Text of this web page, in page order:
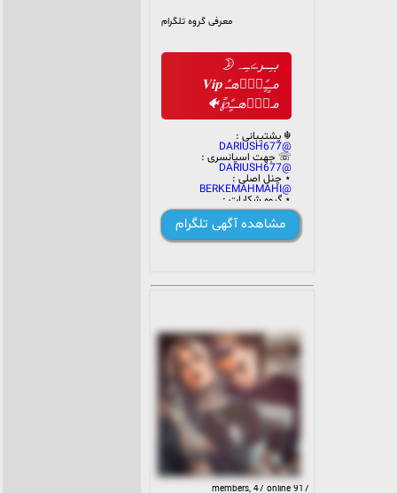
معرفی گروه تلگرام
بـِـــرڪـِـہ🌛
مــٍـًٍاٍؓهـً 𝐕𝐢𝐩
مـاٍؓهـــًٍ℘ً🐠
☬ پشتیبانی :
@DARIUSH677
☏ جهت اسپانسری :
@DARIUSH677
⋆‌ چنل اصلی :
@BERKEMAHMAHI
⋆‌ گروه شکایات :
https://t.me/+Z972Kj_RLz1hNDNi
⋆‌ لینک گروه :
https://t.me/+_-
U5kUTV2LpkN2M6
مشاهده آگهی تلگرام
917 members, 47 online